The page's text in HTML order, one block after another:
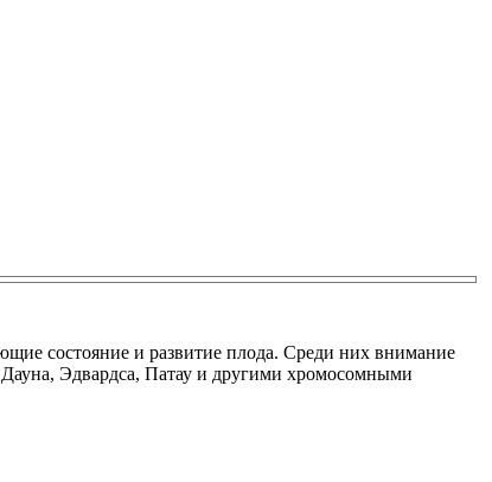
состояние и развитие плода. Среди них внимание
Эдвардса, Патау и другими хромосомными